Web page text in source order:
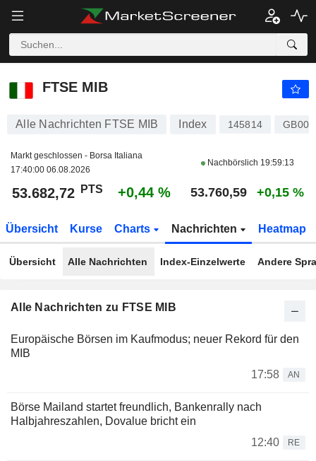
FTSE MIB
FTSE MIB
Alle Nachrichten FTSE MIB Index 145814
Markt geschlossen - Borsa Italiana
17:40:00 06.08.2026
Nachbörslich 19:59:13
53.682,72 PTS +0,44 % 53.760,59 +0,15 %
Übersicht Kurse Charts Nachrichten Heatmap
Übersicht Alle Nachrichten Index-Einzelwerte Andere
Alle Nachrichten zu FTSE MIB
Europäische Börsen im Kaufmodus; neuer Rekord für den
MIB
17:58
AN
Börse Mailand startet freundlich, Bankenrally nach
Halbjahreszahlen, Dovalue bricht ein
12:40
RE